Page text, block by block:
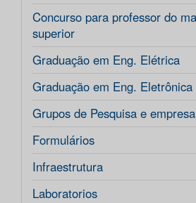
Concurso para professor do
superior
Graduação em Eng. Elétrica
Graduação em Eng. Eletrônica
Grupos de Pesquisa e
Formulários
Infraestrutura
Laboratorios